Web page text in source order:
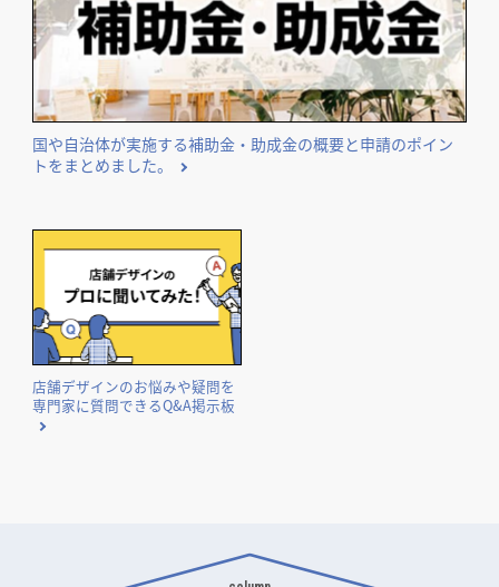
国や自治体が実施する補助金・助成金の概要と申請のポイン
トをまとめました。
店舗デザインのお悩みや疑問を
専門家に質問できるQ&A掲示板